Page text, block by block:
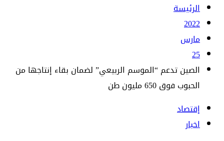
الرئيسة
2022
مارس
25
الصين تدعم “الموسم الربيعي” لضمان بقاء إنتاجها من
الحبوب فوق 650 مليون طن
إقتصاد
اخبار